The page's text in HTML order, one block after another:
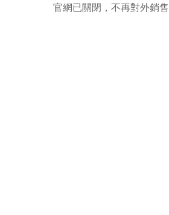
官網已關閉，不再對外銷售